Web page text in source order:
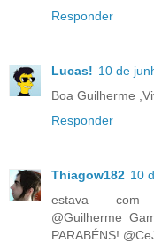
Responder
Lucas! 10 de
Boa Guilherme
Responder
Thiagow182 10
estava
PARABÉNS!